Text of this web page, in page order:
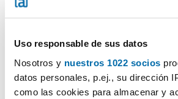
Uso responsable de sus datos
Nosotros y nuestros 1022 socios
datos personales, p.ej., su dirección
como las cookies para almacenar y